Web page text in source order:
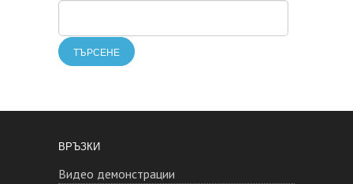
ВРЪЗКИ
Видео демонстрации